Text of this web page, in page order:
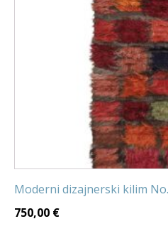
Moderni dizajnerski kilim
750,00 €